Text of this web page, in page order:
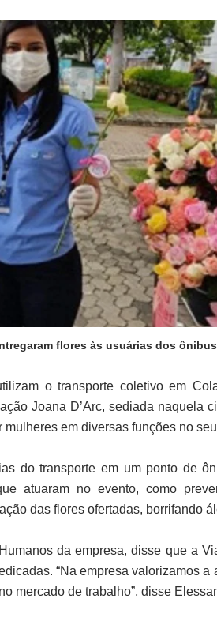
flores às usuárias dos ônibus
o transporte coletivo em
Joana D’Arc, sediada naquela
em diversas funções no
do transporte em um ponto de
atuaram no evento, como
das flores ofertadas, borrifando
da empresa, disse que a
“Na empresa valorizamos a
mercado de trabalho”, disse